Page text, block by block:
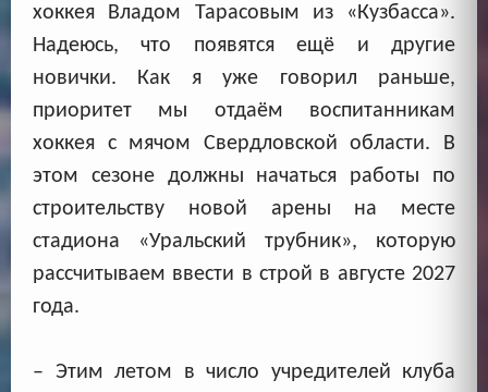
хоккея Владом Тарасовым из «Кузбасса».
Надеюсь, что появятся ещё и другие
новички. Как я уже говорил раньше,
приоритет мы отдаём воспитанникам
хоккея с мячом Свердловской области. В
этом сезоне должны начаться работы по
строительству новой арены на месте
стадиона «Уральский трубник», которую
рассчитываем ввести в строй в августе 2027
года.
– Этим летом в число учредителей клуба